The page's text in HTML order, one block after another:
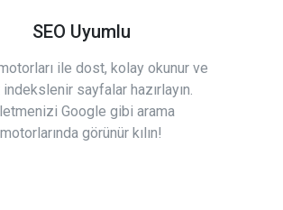
SEO Uyumlu
ile dost, kolay okunur ve
indekslenir sayfalar hazırlayın.
Google gibi arama
motorlarında görünür kılın!